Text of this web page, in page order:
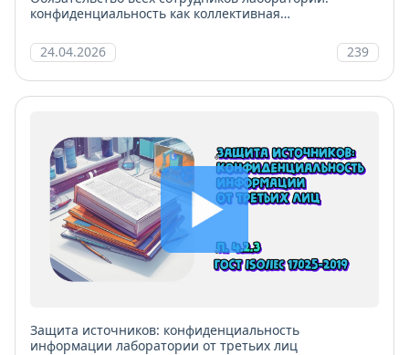
конфиденциальность как коллективная
24.04.2026
239
Защита источников: конфиденциальность
информации лаборатории от третьих лиц